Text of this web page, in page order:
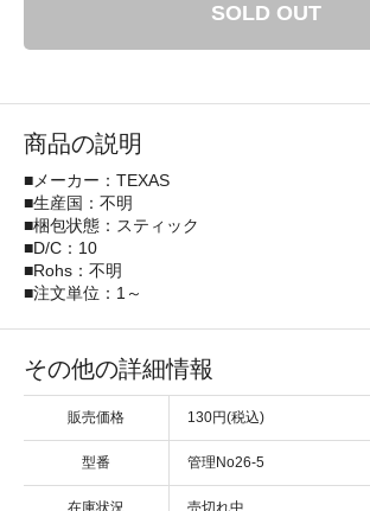
SOLD OUT
商品の説明
■メーカー：TEXAS
■生産国：不明
■梱包状態：スティック
■D/C：10
■Rohs：不明
■注文単位：1～
その他の詳細情報
販売価格 130円(税込)
型番 管理No26-5